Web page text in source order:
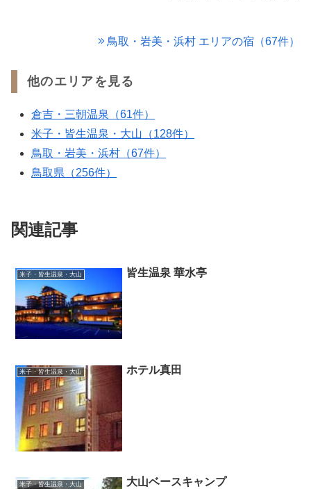
鳥取・岩美・浜村 エリアの宿（67件）
他のエリアを見る
倉吉・三朝温泉（61件）
米子・皆生温泉・大山（128件）
鳥取・岩美・浜村（67件）
鳥取県（256件）
関連記事
米子・皆生温泉・大山 皆生温泉 華水亭
米子・皆生温泉・大山 ホテル真田
米子・皆生温泉・大山 大山ベースキャンプ